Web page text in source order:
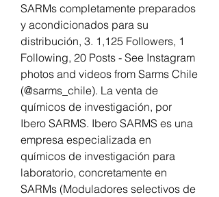
SARMs completamente preparados
y acondicionados para su
distribución, 3. 1,125 Followers, 1
Following, 20 Posts - See Instagram
photos and videos from Sarms Chile
(@sarms_chile). La venta de
químicos de investigación, por
Ibero SARMS. Ibero SARMS es una
empresa especializada en
químicos de investigación para
laboratorio, concretamente en
SARMs (Moduladores selectivos de